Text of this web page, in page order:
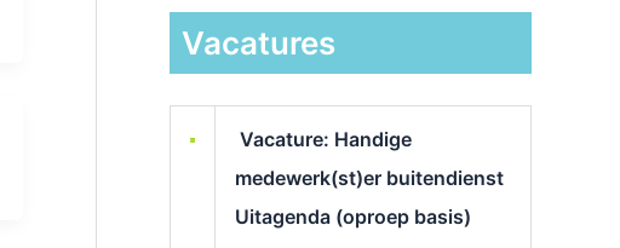
Vacatures
Vacature: Handige
medewerk(st)er buitendienst
Uitagenda (oproep basis)